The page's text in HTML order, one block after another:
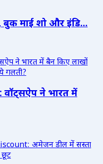
माई शो और इंडि...
ने भारत में